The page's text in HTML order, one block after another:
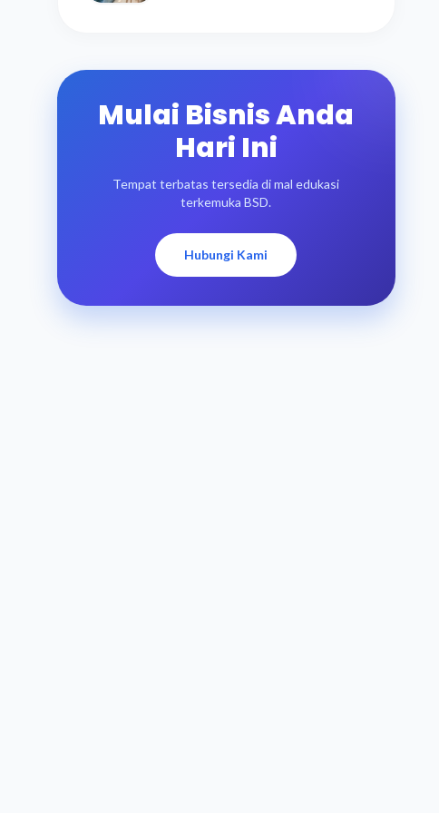
Mulai Bisnis Anda
Hari Ini
Tempat terbatas tersedia di mal edukasi
terkemuka BSD.
Hubungi Kami